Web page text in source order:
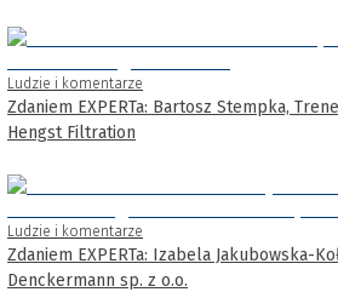
Ludzie i komentarze
Zdaniem EXPERTa: Bartosz Stempka,
Hengst Filtration
Ludzie i komentarze
Zdaniem EXPERTa: Izabela Jakubowska-
Denckermann sp. z o.o.